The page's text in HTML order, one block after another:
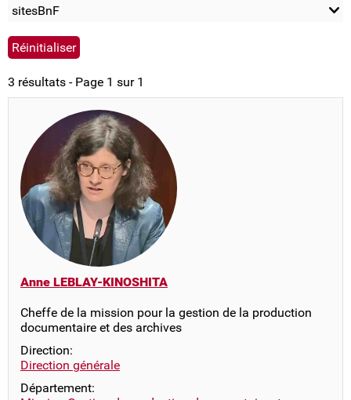
sitesBnF
3 résultats - Page 1 sur 1
Anne LEBLAY-KINOSHITA
Cheffe de la mission pour la gestion de la production
documentaire et des archives
Direction:
Direction générale
Département: